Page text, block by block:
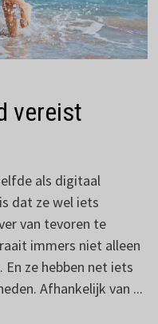
vereist
als digitaal
dat ze wel iets
van tevoren te
immers niet alleen
ze hebben net iets
Afhankelijk van ...